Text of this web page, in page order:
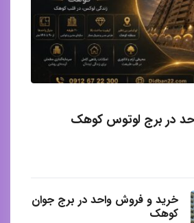
در برج لوتوس کوهک
خرید و فروش واحد در برج جوان
کوهک